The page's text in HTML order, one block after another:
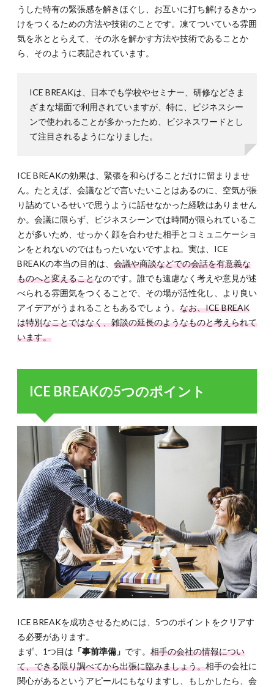
人は
笑顔
でア
ンタ
識し
よう
うした特有の緊張感を解きほぐし、お互いに打ち解けるきかっ
けをつくるための方法や技術のことです。凍てついている雰囲
気を氷ととらえて、その氷を解かす方法や技術であることか
ら、そのように表記されています。
ICE BREAKは、日本でも学校やセミナー、研修などさま
ざまな場面で利用されていますが、特に、ビジネスシー
ンで使われることが多かったため、ビジネスワードとし
て注目されるようになりました。
ICE BREAKの効果は、緊張を和らげることだけに留まりませ
ん。たとえば、会議などで言いたいことはあるのに、空気が張
り詰めているせいで思うように話せなかった経験はありません
か。会議に限らず、ビジネスシーンでは時間が限られているこ
とが多いため、せっかく顔を合わせた相手とコミュニケーショ
ンをとれないのではもったいないですよね。実は、ICE
BREAKの本当の目的は、 会議や商談などでの会話を有意義な
ものへと変えることなのです。誰でも遠慮なく考えや意見が述
べられる雰囲気をつくることで、その場が活性化し、より良い
アイデアがうまれることもあるでしょう。 なお、ICE BREAK
は特別なことではなく、雑談の延長のようなものと考えられて
います。
ICE BREAKの5つのポイント
ICE BREAKを成功させるためには、5つのポイントをクリアす
る必要があります。
まず、1つ目は 「事前準備」 です。 相手の会社の情報につい
て、できる限り調べてから出張に臨みましょう。相手の会社に
関心があるというアピールにもなりますし、もしかしたら、会